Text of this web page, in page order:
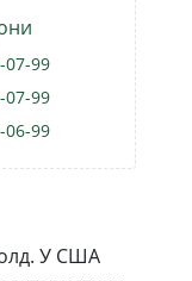
07-99
07-99
06-99
У США